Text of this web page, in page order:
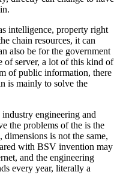
intelligence, property right
chain resources, it can
also be for the government
of server, a lot of this kind of
of public information, there
is mainly to solve the
engineering and
the problems of the is the
is not the same,
with BSV invention may
and the engineering
every year, literally a